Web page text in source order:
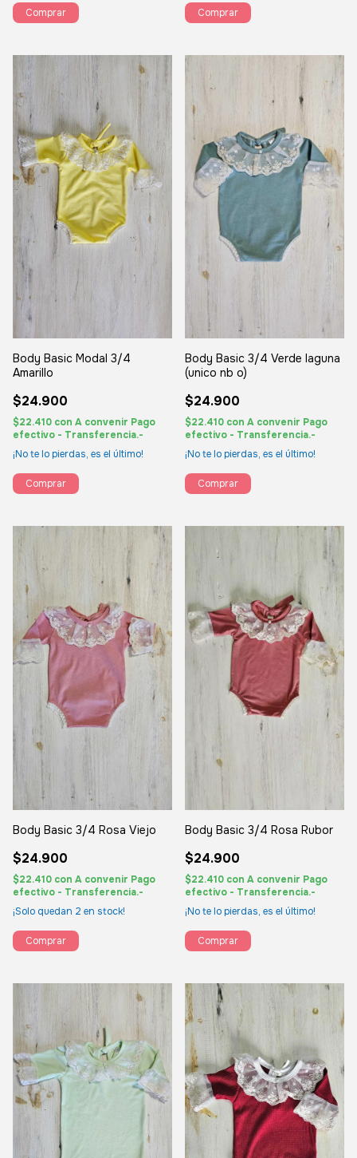
Comprar Comprar
Body Basic Modal 3/4
Amarillo
$24.900
$22.410 con A convenir Pago
efectivo - Transferencia.-
¡No te lo pierdas, es el último!
Comprar
Body Basic 3/4 Verde laguna
(unico nb o)
$24.900
$22.410 con A convenir Pago
efectivo - Transferencia.-
¡No te lo pierdas, es el último!
Comprar
Body Basic 3/4 Rosa Viejo
$24.900
$22.410 con A convenir Pago
efectivo - Transferencia.-
¡Solo quedan 2 en stock!
Comprar
Body Basic 3/4 Rosa Rubor
$24.900
$22.410 con A convenir Pago
efectivo - Transferencia.-
¡No te lo pierdas, es el último!
Comprar